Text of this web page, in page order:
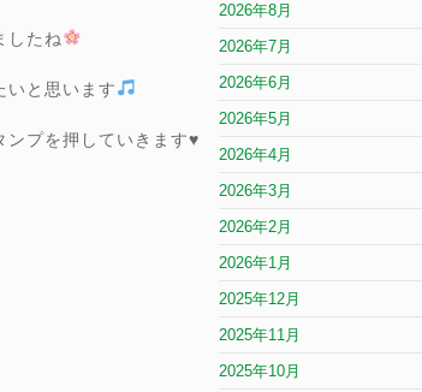
したね
いと思います
ンプを押していきます♥️
2026年8月
2026年7月
2026年6月
2026年5月
2026年4月
2026年3月
2026年2月
2026年1月
2025年12月
2025年11月
2025年10月